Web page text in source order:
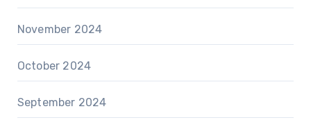
November 2024
October 2024
September 2024